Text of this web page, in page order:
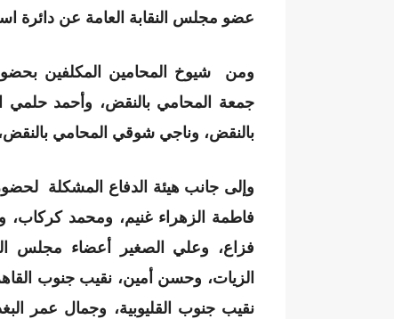
عضو مجلس النقابة العامة عن دائرة
ومن شيوخ المحامين المكلفين
جمعة المحامي بالنقض، وأحمد
بالنقض، وناجي شوقي المحامي
وإلى جانب هيئة الدفاع المشكلة
فاطمة الزهراء غنيم، ومحمد
فزاع، وعلي الصغير أعضاء مجلس
الزيات، وحسن أمين، نقيب جنوب
نقيب جنوب القليوبية، وجمال عمر